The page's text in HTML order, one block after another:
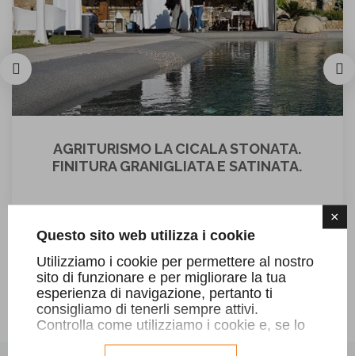
×
Questo sito web utilizza i cookie
Utilizziamo i cookie per permettere al nostro
sito di funzionare e per migliorare la tua
esperienza di navigazione, pertanto ti
consigliamo di tenerli sempre attivi.
Controlla come utilizziamo i cookie e, se lo
desideri, personalizzane la configurazione.
AGRITURISMO LA CICALA STONATA.
FINITURA GRANIGLIATA E SATINATA.
SCOPRI DI PIÙ